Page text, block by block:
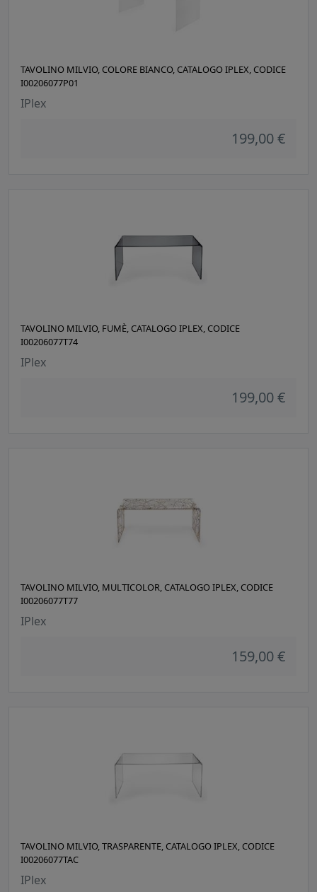
TAVOLINO MILVIO, COLORE BIANCO, CATALOGO IPLEX, CODICE
I00206077P01
IPlex
199,00 €
TAVOLINO MILVIO, FUMÈ, CATALOGO IPLEX, CODICE
I00206077T74
IPlex
199,00 €
TAVOLINO MILVIO, MULTICOLOR, CATALOGO IPLEX, CODICE
I00206077T77
IPlex
159,00 €
TAVOLINO MILVIO, TRASPARENTE, CATALOGO IPLEX, CODICE
I00206077TAC
IPlex